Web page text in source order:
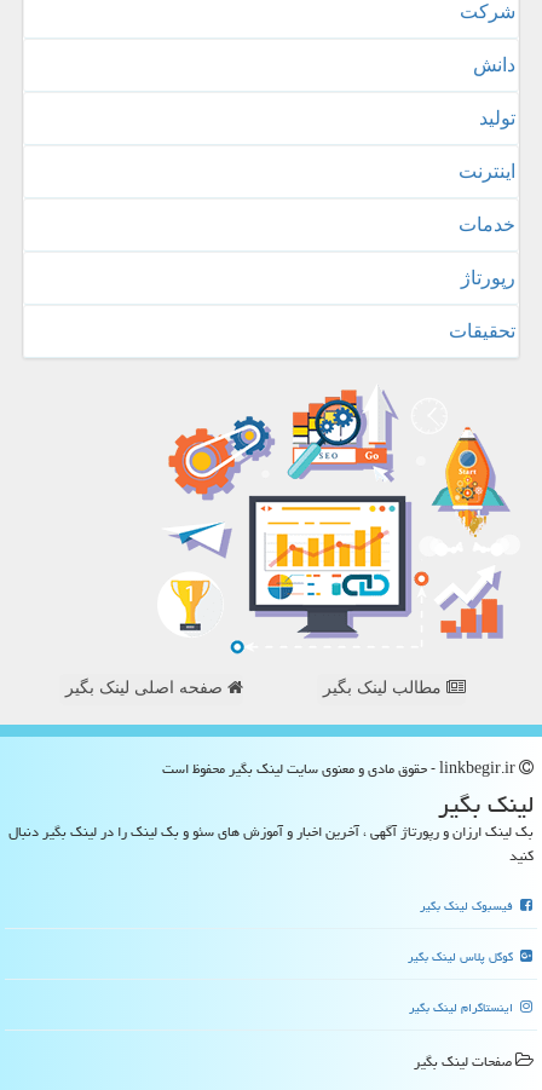
شركت
دانش
تولید
اینترنت
خدمات
رپورتاژ
تحقیقات
مطالب لینک بگیر صفحه اصلی لینک بگیر
لینك بگیر
بک لینک ارزان و رپورتاژ آگهی ، آخرین اخبار و آموزش های سئو و بک لینک را در لینک بگیر دنبال
کنید
فیسبوک لینک بگیر
گوگل پلاس لینک بگیر
اینستاگرام لینک بگیر
صفحات لینك بگیر